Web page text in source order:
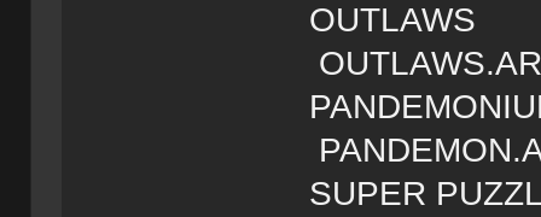
SUPER